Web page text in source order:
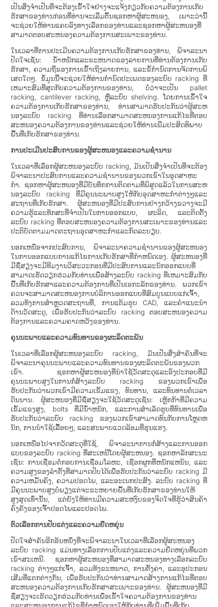
ເປັນສິ່ງຈໍາເປັນທີ່ຈະຕ້ອງເຂົ້າໃຈຢ່າງຈະແຈ້ງກ່ຽວກັບຄວາມຕ້ອງການເກັບ
ຮັກສາຂອງທ່ານກ່ອນທີ່ທ່ານຈະເລີ່ມຕົ້ນຊອກຫາຜູ້ສະຫນອງ, ເພາະວ່ານີ້
ຈະຊ່ວຍໃຫ້ທ່ານແຄບລົງທາງເລືອກຂອງທ່ານແລະຊອກຫາຜູ້ສະຫນອງທີ່
ສາມາດຕອບສະຫນອງຄວາມຕ້ອງການສະເພາະຂອງທ່ານ.
ໃນເວລາທີ່ການປະເມີນຄວາມຕ້ອງການເກັບຮັກສາຂອງທ່ານ, ພິຈາລະນາ
ປັດໃຈເຊັ່ນ: ນ້ໍາຫນັກແລະຂະຫນາດຂອງລາຍການທີ່ທ່ານຕ້ອງການເກັບ
ຮັກສາ, ຄວາມຖີ່ຂອງການເຂົ້າເຖິງລາຍການ, ແລະຂໍ້ກໍານົດການຈັດການພິ
ເສດໃດໆ. ຂໍ້ມູນນີ້ຈະຊ່ວຍໃຫ້ທ່ານກໍານົດປະເພດຂອງລະບົບ racking ທີ່
ເຫມາະສົມທີ່ສຸດກັບຄວາມຕ້ອງການຂອງທ່ານ, ບໍ່ວ່າຈະເປັນ pallet
racking, cantilever racking, ຫຼືລະບົບ shelving. ໂດຍການເຂົ້າໃຈ
ຄວາມຕ້ອງການເກັບຮັກສາຂອງທ່ານ, ທ່ານສາມາດຮັບປະກັນວ່າຜູ້ສະຫ
ນອງລະບົບ racking ທີ່ທ່ານເລືອກສາມາດສະຫນອງການແກ້ໄຂທີ່ຕອບ
ສະຫນອງຄວາມຕ້ອງການຂອງທ່ານແລະຊ່ວຍໃຫ້ທ່ານເພີ່ມປະສິດທິພາບ
ພື້ນທີ່ເກັບຮັກສາຂອງທ່ານ.
ການປະເມີນປະສົບການຂອງຜູ້ສະຫນອງແລະຄວາມຊໍານານ
ໃນເວລາທີ່ເລືອກຜູ້ສະຫນອງລະບົບ racking, ມັນເປັນສິ່ງຈໍາເປັນທີ່ຈະຕ້ອງ
ພິຈາລະນາປະສົບການແລະຄວາມຊໍານານຂອງພວກເຂົາໃນອຸດສາຫະ
ກໍາ. ຊອກຫາຜູ້ສະຫນອງທີ່ມີບັນທຶກການຕິດຕາມທີ່ພິສູດແລ້ວໃນການສະຫ
ນອງລະບົບ racking ທີ່ມີຄຸນນະພາບສູງໃຫ້ກັບອຸດສາຫະກໍາຕ່າງໆແລະ
ສະຖານທີ່ເກັບຮັກສາ. ຜູ້ສະຫນອງທີ່ມີປະສົບການຢ່າງກວ້າງຂວາງຈະມີ
ຄວາມຮູ້ແລະທັກສະທີ່ຈໍາເປັນໃນການອອກແບບ, ຜະລິດ, ແລະຕິດຕັ້ງ
ລະບົບ racking ທີ່ຕອບສະຫນອງຄວາມຕ້ອງການສະເພາະຂອງທ່ານແລະ
ປະຕິບັດຕາມມາດຕະຖານອຸດສາຫະກໍາແລະກົດລະບຽບ.
ນອກເຫນືອຈາກປະສົບການ, ພິຈາລະນາຄວາມຊໍານານຂອງຜູ້ສະຫນອງ
ໃນການອອກແບບການແກ້ໄຂການເກັບຮັກສາທີ່ກໍາຫນົດເອງ. ຜູ້ສະຫນອງທີ່
ມີຊື່ສຽງຈະມີທີມງານວິສະວະກອນທີ່ມີປະສົບການແລະນັກອອກແບບທີ່
ສາມາດເຮັດວຽກຮ່ວມກັບທ່ານເພື່ອສ້າງລະບົບ racking ທີ່ເຫມາະສົມກັບ
ພື້ນທີ່ເກັບຮັກສາແລະຄວາມຕ້ອງການທີ່ເປັນເອກະລັກຂອງທ່ານ. ພວກເຂົາ
ຄວນຈະສາມາດສະຫນອງການບໍລິການອອກແບບທີ່ສົມບູນແບບແກ່ເຈົ້າ,
ລວມທັງການສໍາຫຼວດສະຖານທີ່, ການແຕ້ມຮູບ CAD, ແລະຄໍາແນະນໍາ
ດ້ານວັດສະດຸ, ເພື່ອຮັບປະກັນວ່າລະບົບ racking ຕອບສະຫນອງຄວາມ
ຕ້ອງການແລະຄວາມຄາດຫວັງຂອງທ່ານ.
ຄຸນນະພາບແລະຄວາມທົນທານຂອງຜະລິດຕະພັນ
ໃນເວລາທີ່ເລືອກຜູ້ສະຫນອງລະບົບ racking, ມັນເປັນສິ່ງສໍາຄັນທີ່ຈະ
ພິຈາລະນາຄຸນນະພາບແລະຄວາມທົນທານຂອງຜະລິດຕະພັນຂອງພວກ
ເຂົາ. ຊອກຫາຜູ້ສະຫນອງທີ່ນໍາໃຊ້ວັດສະດຸແລະອົງປະກອບທີ່ມີ
ຄຸນນະພາບສູງໃນການກໍ່ສ້າງລະບົບ racking ຂອງພວກເຂົາເພື່ອ
ຮັບປະກັນວ່າພວກເຂົາມີຄວາມເຂັ້ມແຂງ, ທົນທານ, ແລະທົນທານຕໍ່ເວລາ
ດົນນານ. ຜູ້ສະຫນອງທີ່ມີຊື່ສຽງຈະໃຊ້ວັດສະດຸເຊັ່ນ: ເຫຼັກກ້າທີ່ມີຄວາມ
ເຂັ້ມແຂງສູງ, bolts ທີ່ມີນ້ໍາຫນັກ, ແລະການສໍາເລັດຮູບທີ່ທົນທານເພື່ອ
ຮັບປະກັນວ່າລະບົບ racking ຂອງພວກເຂົາສາມາດທົນກັບການໂຫຼດຫ
ນັກ, ການນໍາໃຊ້ເລື້ອຍໆ, ແລະສະພາບແວດລ້ອມທີ່ຮຸນແຮງ.
ນອກເຫນືອໄປຈາກວັດສະດຸທີ່ໃຊ້, ພິຈາລະນາການກໍ່ສ້າງແລະການອອກ
ແບບຂອງລະບົບ racking ທີ່ສະເຫນີໂດຍຜູ້ສະຫນອງ. ຊອກຫາລັກສະນະ
ເຊັ່ນ: ການເຊື່ອມຕໍ່ກອບການເຊື່ອມໂລຫະ, ເຊືອກຜູກທີ່ຫນັກແຫນ້ນ, ແລະ
ຄວາມສູງຂອງລໍາຕັ້ງທີ່ສາມາດປັບໄດ້ເພື່ອຮັບປະກັນວ່າລະບົບ racking ມີ
ຄວາມຫມັ້ນຄົງ, ຄວາມປອດໄພ, ແລະອະເນກປະສົງ. ລະບົບ racking ທີ່
ມີຄຸນນະພາບສູງບໍ່ພຽງແຕ່ຈະຂະຫຍາຍພື້ນທີ່ເກັບຮັກສາຂອງທ່ານໃຫ້
ສູງສຸດເທົ່ານັ້ນ, ແຕ່ຍັງໃຫ້ທ່ານມີຄວາມສະຫງົບຂອງຈິດໃຈທີ່ຮູ້ວ່າສິນຄ້າ
ຄົງຄັງຂອງເຈົ້າປອດໄພແລະປອດໄພ.
ຕົວເລືອກການປັບແຕ່ງແລະຄວາມຍືດຫຍຸ່ນ
ປັດໃຈສໍາຄັນອີກອັນຫນຶ່ງທີ່ຈະພິຈາລະນາໃນເວລາທີ່ເລືອກຜູ້ສະຫນອງ
ລະບົບ racking ແມ່ນທາງເລືອກການປັບແຕ່ງແລະຄວາມຍືດຫຍຸ່ນທີ່ພວກ
ເຂົາສະເຫນີ. ຊອກຫາຜູ້ສະຫນອງທີ່ສາມາດສະຫນອງທາງເລືອກລະບົບ
racking ຕ່າງໆແກ່ເຈົ້າ, ລວມທັງຂະຫນາດ, ການຕັ້ງຄ່າ, ແລະອຸປະກອນ
ເສີມທີ່ແຕກຕ່າງກັນ, ເພື່ອຮັບປະກັນວ່າທ່ານສາມາດສ້າງການແກ້ໄຂທີ່ຕອບ
ສະຫນອງຄວາມຕ້ອງການເກັບຮັກສາສະເພາະຂອງທ່ານ. ຜູ້ສະຫນອງທີ່ມີ
ຊື່ສຽງຈະເຮັດວຽກຮ່ວມກັບທ່ານເພື່ອເຂົ້າໃຈຄວາມຕ້ອງການຂອງທ່ານ